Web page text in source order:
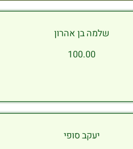
שלמה בן אהרון
100.00
יעקב סופי